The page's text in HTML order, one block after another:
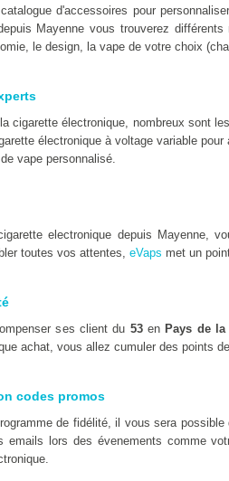
d'accessoires pour
Mayenne vous trouverez
le design, la vape de votre choix
cigarette électronique, nombreux sont
électronique à voltage variable
vape personnalisé.
electronique depuis Mayenne,
toutes vos attentes, eVaps met un
ses client du 53en Pays de
achat, vous allez cumuler des points
codes promos
de fidélité, il vous sera
emails lors des évenements comme